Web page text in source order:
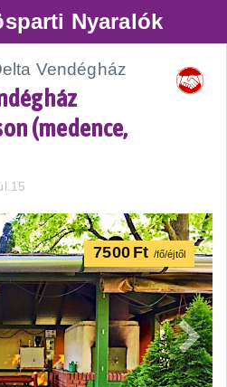
Nyaralók
Vendégház
(medence,
7500 Ft /fő/éjtől